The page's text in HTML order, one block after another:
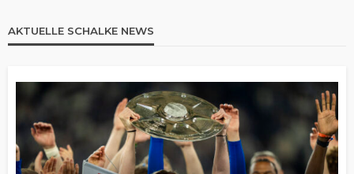
AKTUELLE SCHALKE NEWS